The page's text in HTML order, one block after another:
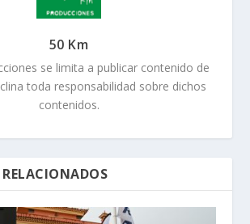
50 Km
se limita a publicar contenido de
toda responsabilidad sobre dichos
contenidos.